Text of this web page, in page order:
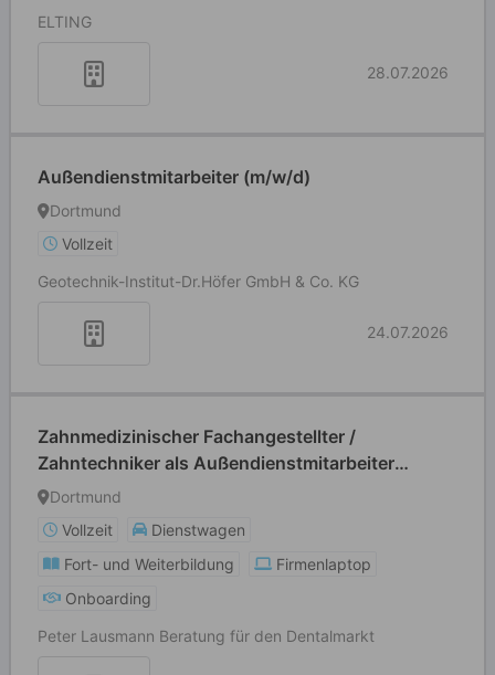
ELTING
28.07.2026
Außendienstmitarbeiter (m/w/d)
Dortmund
Vollzeit
Geotechnik-Institut-Dr.Höfer GmbH & Co. KG
24.07.2026
Zahnmedizinischer Fachangestellter /
Zahntechniker als Außendienstmitarbeiter
(m/w/d)
Dortmund
Vollzeit
Dienstwagen
Fort- und Weiterbildung
Firmenlaptop
Onboarding
Peter Lausmann Beratung für den Dentalmarkt